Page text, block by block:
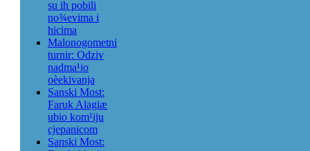
su ih pobili
no¾evima i
hicima
Malonogometni
turnir: Odziv
nadma¹io
oèekivanja
Sanski Most:
Faruk Alagiæ
ubio kom¹iju
cjepanicom
Sanski Most: